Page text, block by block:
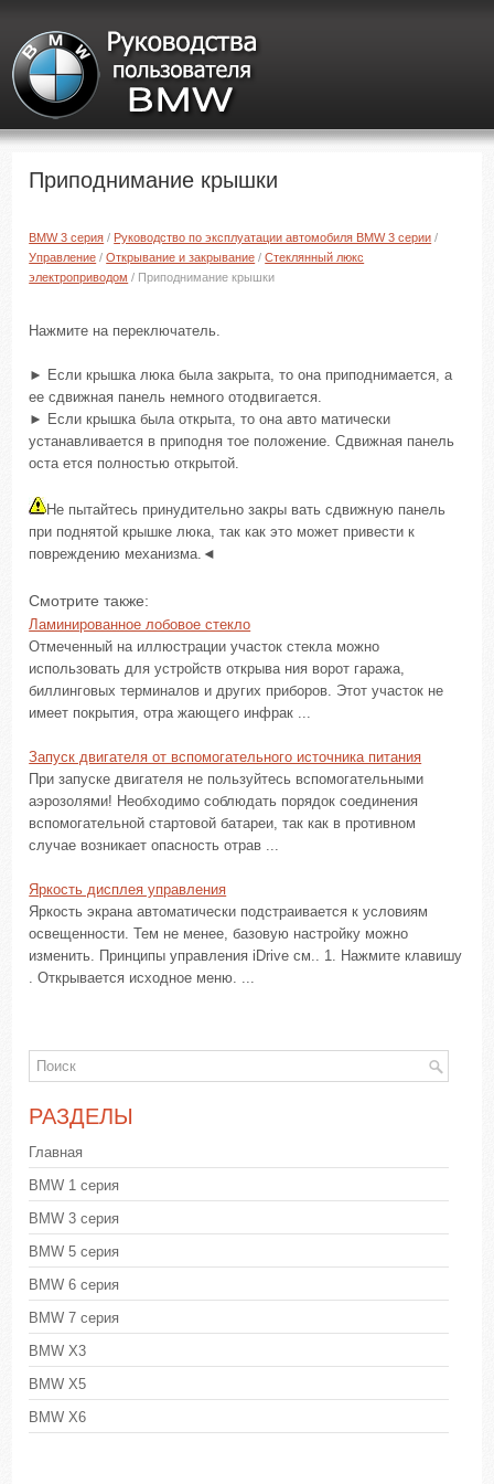
Приподнимание крышки
BMW 3 серия / Руководство по эксплуатации автомобиля BMW 3 серии /
Управление /Открывание и закрывание /Стеклянный люкс
электроприводом / Приподнимание крышки
Нажмите на переключатель.
► Если крышка люка была закрыта, то она приподнимается, а
ее сдвижная панель немного отодвигается.
► Если крышка была открыта, то она авто матически
устанавливается в приподня тое положение. Сдвижная панель
оста ется полностью открытой.
Не пытайтесь принудительно закры вать сдвижную панель
при поднятой крышке люка, так как это может привести к
повреждению механизма.◄
Смотрите также:
Ламинированное лобовое стекло
Отмеченный на иллюстрации участок стекла можно
использовать для устройств открыва ния ворот гаража,
биллинговых терминалов и других приборов. Этот участок не
имеет покрытия, отра жающего инфрак ...
Запуск двигателя от вспомогательного источника питания
При запуске двигателя не пользуйтесь вспомогательными
аэрозолями! Необходимо соблюдать порядок соединения
вспомогательной стартовой батареи, так как в противном
случае возникает опасность отрав ...
Яркость дисплея управления
Яркость экрана автоматически подстраивается к условиям
освещенности. Тем не менее, базовую настройку можно
изменить. Принципы управления iDrive см.. 1. Нажмите клавишу
. Открывается исходное меню. ...
РАЗДЕЛЫ
Главная
BMW 1 серия
BMW 3 серия
BMW 5 серия
BMW 6 серия
BMW 7 серия
BMW X3
BMW X5
BMW X6